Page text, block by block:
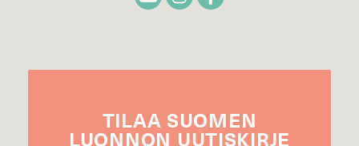
TILAA SUOMEN
LUONNON UUTIS­KIRJE